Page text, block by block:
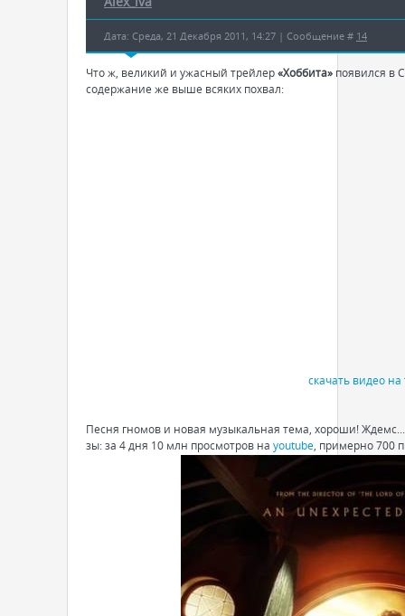
Дата: Среда, 21 Декабря 2011, 14:27 | Сообщение # 14
Что ж, великий и ужасный трейлер«Хоббита» появился в
содержание же выше всяких похвал:
скачать видео
Песня гномов и новая музыкальная тема, хороши! Ждемс...
зы: за 4 дня 10 млн просмотров на youtube , примерно 700